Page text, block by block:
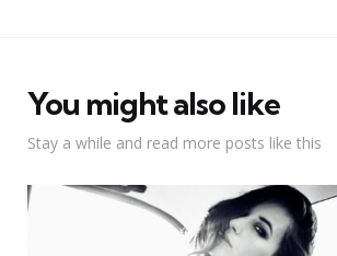
You might also like
Stay a while and read more posts like this